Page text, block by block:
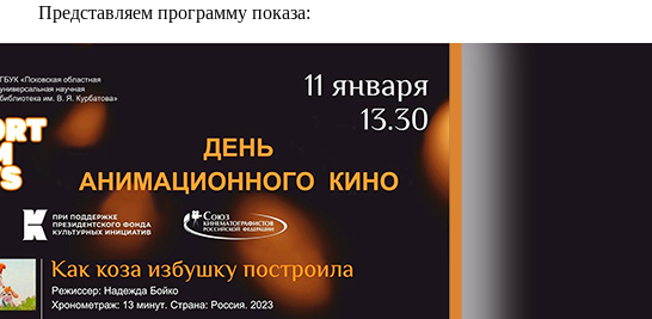
Представляем программу показа: